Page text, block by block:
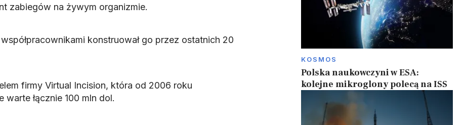
zabiegów na żywym organizmie.
konstruował go przez ostatnich 20
firmy Virtual Incision, która od 2006 roku
warte łącznie 100 mln dol.
KOSMOS
Polska naukowczyni w ESA:
kolejne mikroglony polecą na ISS